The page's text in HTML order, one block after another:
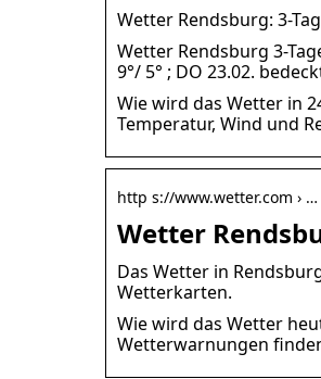
Wetter Rendsburg: 3-
Wetter Rendsburg 3-
9°/ 5° ; DO 23.02. bedeckt
Wie wird das Wetter in
Temperatur, Wind und
http s://www.wetter.com ›
Wetter
Das Wetter in
Wetterkarten.
Wie wird das Wetter
Wetterwarnungen